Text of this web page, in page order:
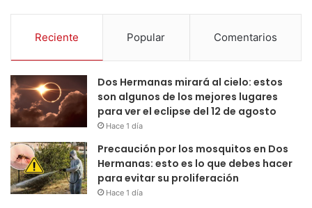
Reciente Popular Comentarios
Dos Hermanas mirará al cielo: estos
son algunos de los mejores lugares
para ver el eclipse del 12 de agosto
Hace 1 día
Precaución por los mosquitos en Dos
Hermanas: esto es lo que debes hacer
para evitar su proliferación
Hace 1 día